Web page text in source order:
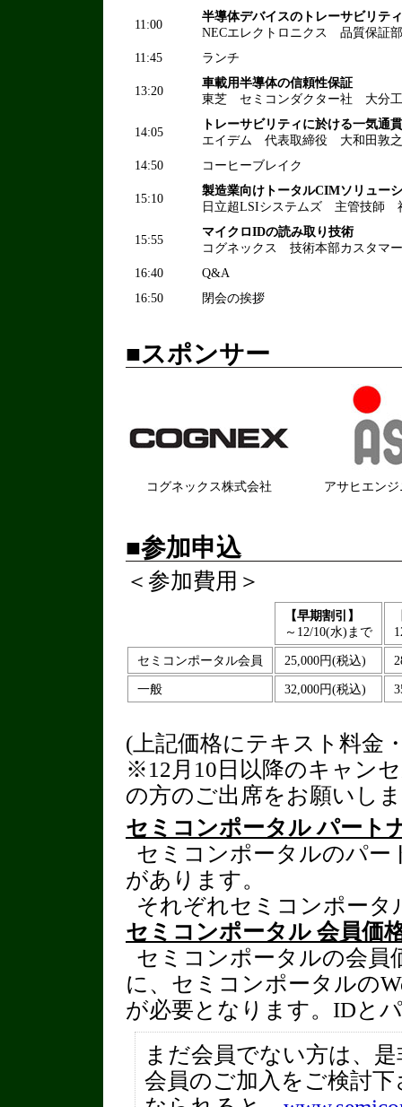
11:00
半導体デバイスのトレーサビリテ
NECエレクトロニクス 品質保証
11:45
ランチ
13:20
車載用半導体の信頼性保証
東芝 セミコンダクター社 大分
14:05
トレーサビリティに於ける一気通
エイデム 代表取締役 大和田敦
14:50
コーヒーブレイク
15:10
製造業向けトータルCIMソリュー
日立超LSIシステムズ 主管技師
15:55
マイクロIDの読み取り技術
コグネックス 技術本部カスタマ
16:40
Q&A
16:50
閉会の挨拶
■スポンサー
コグネックス株式会社 アサヒエン
■参加申込
＜参加費用＞
【早期割引】
～12/10(水)まで
セミコンポータル会員
25,000円(税込)
一般
32,000円(税込)
(上記価格にテキスト料金
※12月10日以降のキャン
の方のご出席をお願いし
セミコンポータル パート
セミコンポータルのパー
があります。
それぞれセミコンポータ
セミコンポータル 会員価
セミコンポータルの会員
に、セミコンポータルの
が必要となります。IDと
まだ会員でない方は、
会員のご加入をご検討